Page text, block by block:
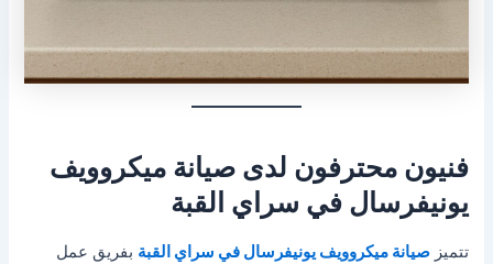
فنيون محترفون لدى صيانة ميكروويف
يونيفرسال في سراي القبة
تتميزصيانة ميكروويف يونيفرسال في سراي القبة بفريق عمل